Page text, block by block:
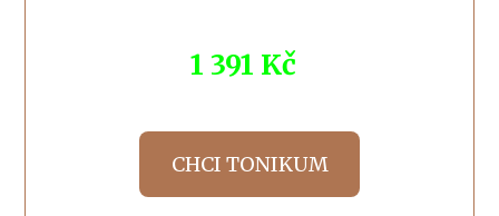
1 391 Kč
CHCI TONIKUM